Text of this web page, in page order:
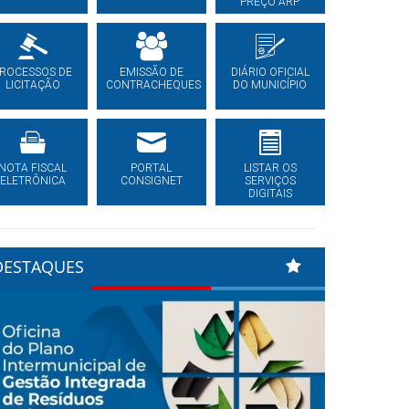
DE
LICITAÇÃO
EMISSÃO DE
CONTRACHEQUES
DIÁRIO OFICIAL
DO MUNICÍPIO
FISCAL
ELETRÔNICA
PORTAL
CONSIGNET
LISTAR OS
SERVIÇOS
DIGITAIS